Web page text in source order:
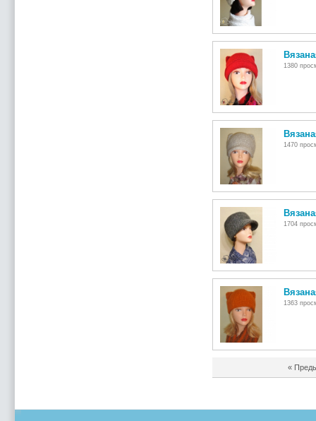
1380
1470
1704
1363
«